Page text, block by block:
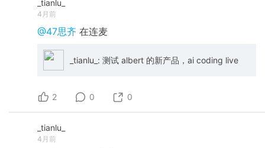
_tianlu_
4月前
@47思齐 在连麦
_tianlu_: 测试 albert 的新产品，ai coding live
2 0 0
_tianlu_
4月前